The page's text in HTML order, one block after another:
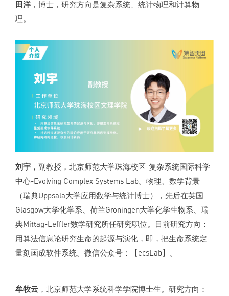
田洋 ，博士，研究方向是复杂系统、统计物理和计算物
理。
刘宇 ，副教授，北京师范大学珠海校区-复杂系统国际科学
中心-Evolving Complex Systems Lab。物理、数学背景
（瑞典Uppsala大学应用数学与统计博士），先后在英国
Glasgow大学化学系、荷兰Groningen大学化学生物系、瑞
典Mittag-Leffler数学研究所任研究职位。目前研究方向：
用算法信息论研究生命的起源与演化，即，把生命系统定
量刻画成软件系统。微信公众号：【ecsLab】。
牟牧云 ，北京师范大学系统科学学院博士生。研究方向：